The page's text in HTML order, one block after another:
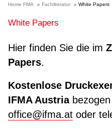
Home FMA Fachliteratur White Papers
White Papers
Hier finden Sie die im
Papers.
Kostenlose
IFMA Austriabezogen
office@ifma.at oder